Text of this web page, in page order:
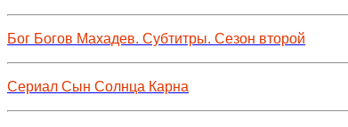
Бог Богов Махадев. Субтитры. Сезон второй
Сериал Сын Солнца Карна